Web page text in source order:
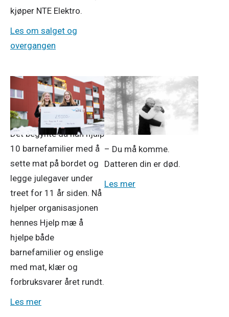
kjøper NTE Elektro.
Les om salget og
overgangen
11. des. 2025
Ringer i vannet
Det begynte da hun hjalp
10 barnefamilier med å
sette mat på bordet og
legge julegaver under
treet for 11 år siden. Nå
hjelper organisasjonen
hennes Hjelp mæ å
hjelpe både
barnefamilier og enslige
med mat, klær og
forbruksvarer året rundt.
Les mer
5. des. 2025
Må lære seg å leve
livet på nytt
– Du må komme.
Datteren din er død.
Les mer